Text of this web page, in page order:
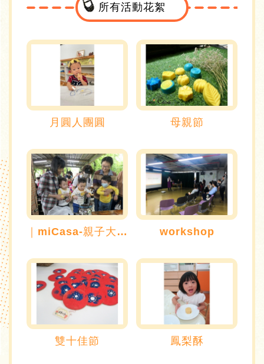
所有活動花絮
月圓人團圓 母親節
｜miCasa-親子大郊遊｜ workshop
雙十佳節 鳳梨酥